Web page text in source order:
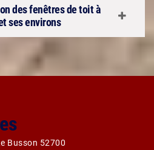
des fenêtres de toit à
ses environs
Busson 52700